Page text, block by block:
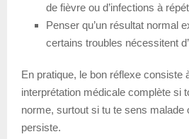
de fièvre ou d’infections à
Penser qu’un résultat normal
certains troubles nécessitent
En pratique, le bon réflexe consiste
interprétation médicale complète si
norme, surtout si tu te sens malade
persiste.